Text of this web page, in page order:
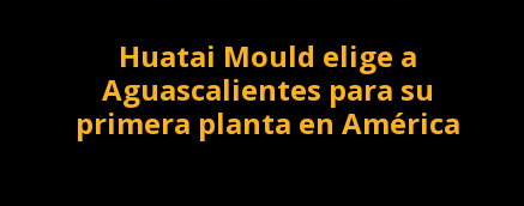
Huatai Mould elige a
Aguascalientes para su
primera planta en América